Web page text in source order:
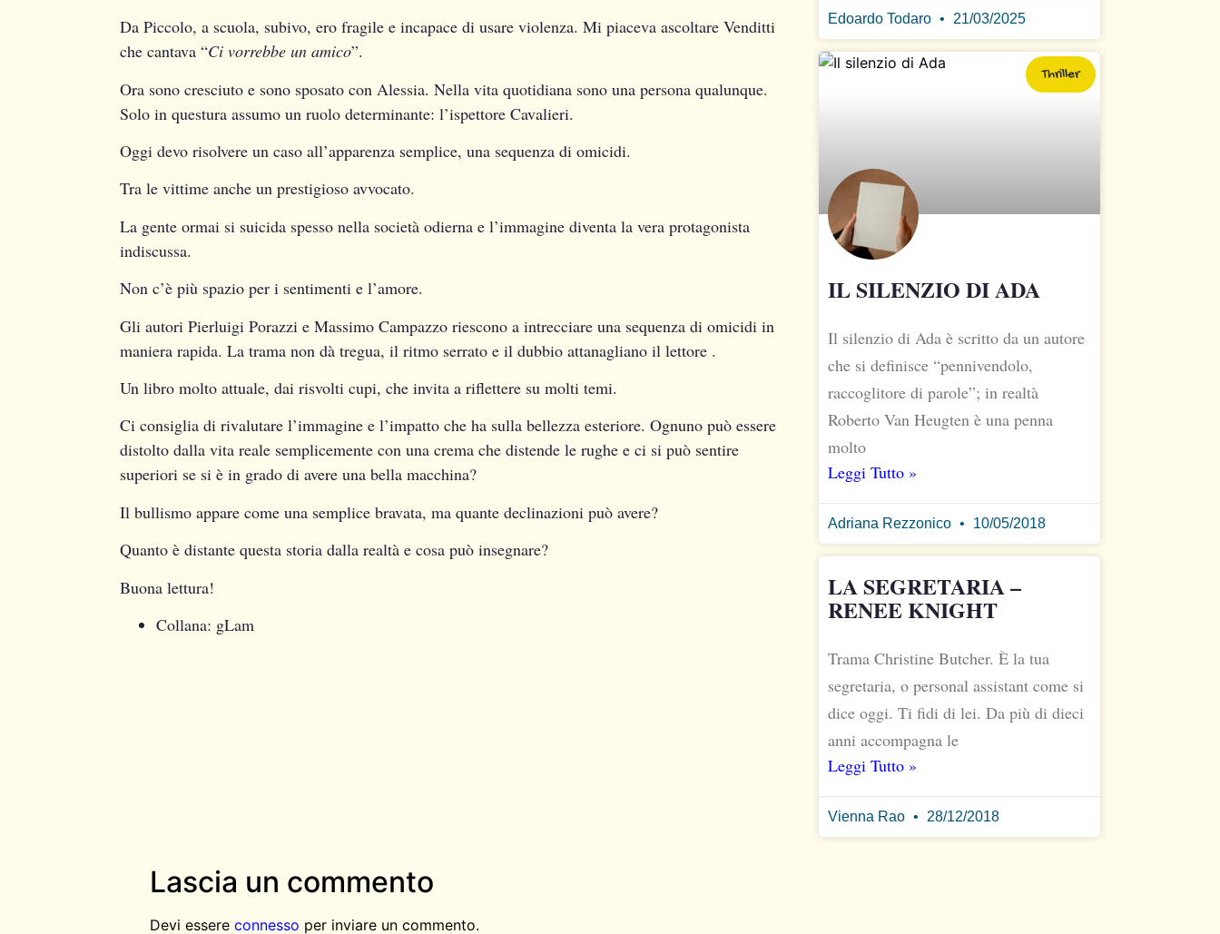
Da Piccolo, a scuola, subivo, ero fragile e incapace di usare violenza. Mi piaceva ascoltare Venditti
che cantava “Ci vorrebbe un amico”.
Ora sono cresciuto e sono sposato con Alessia. Nella vita quotidiana sono una persona qualunque.
Solo in questura assumo un ruolo determinante: l’ispettore Cavalieri.
Oggi devo risolvere un caso all’apparenza semplice, una sequenza di omicidi.
Tra le vittime anche un prestigioso avvocato.
La gente ormai si suicida spesso nella società odierna e l’immagine diventa la vera protagonista
indiscussa.
Non c’è più spazio per i sentimenti e l’amore.
Gli autori Pierluigi Porazzi e Massimo Campazzo riescono a intrecciare una sequenza di omicidi in
maniera rapida. La trama non dà tregua, il ritmo serrato e il dubbio attanagliano il lettore .
Un libro molto attuale, dai risvolti cupi, che invita a riflettere su molti temi.
Ci consiglia di rivalutare l’immagine e l’impatto che ha sulla bellezza esteriore. Ognuno può essere
distolto dalla vita reale semplicemente con una crema che distende le rughe e ci si può sentire
superiori se si è in grado di avere una bella macchina?
Il bullismo appare come una semplice bravata, ma quante declinazioni può avere?
Quanto è distante questa storia dalla realtà e cosa può insegnare?
Buona lettura!
Collana: gLam
Edoardo Todaro 21/03/2025
Thriller
IL SILENZIO DI ADA
Il silenzio di Ada è scritto da un autore
che si definisce “pennivendolo,
raccoglitore di parole”; in realtà
Roberto Van Heugten è una penna
molto
Leggi Tutto »
Adriana Rezzonico 10/05/2018
LA SEGRETARIA –
RENEE KNIGHT
Trama Christine Butcher. È la tua
segretaria, o personal assistant come si
dice oggi. Ti fidi di lei. Da più di dieci
anni accompagna le
Leggi Tutto »
Vienna Rao 28/12/2018
Lascia un commento
Devi essere connesso per inviare un commento.